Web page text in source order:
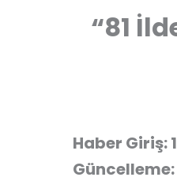
“81
Haber Giriş:
Güncelleme: